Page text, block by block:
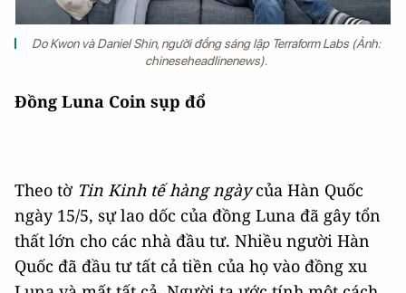
Do Kwon và Daniel Shin, người đồng sáng lập Terraform Labs (Ảnh:
chineseheadlinenews).
Đồng Luna Coin sụp đổ
Theo tờ Tin Kinh tế hàng ngàycủa Hàn Quốc
ngày 15/5, sự lao dốc của đồng Luna đã gây tổn
thất lớn cho các nhà đầu tư. Nhiều người Hàn
Quốc đã đầu tư tất cả tiền của họ vào đồng xu